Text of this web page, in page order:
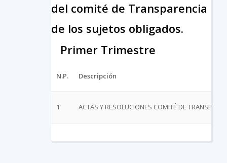
del comité de Transparencia
de los sujetos obligados.
Primer Trimestre
N.P. Descripción
1 ACTAS Y RESOLUCIONES COMITÉ DE